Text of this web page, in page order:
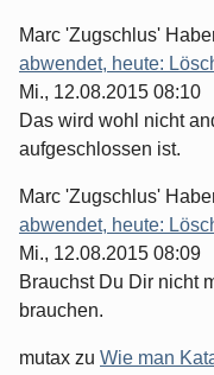
Marc 'Zugschlus'
abwendet, heute:
Mi., 12.08.2015 08:10
Das wird wohl nicht
aufgeschlossen ist.
Marc 'Zugschlus'
abwendet, heute:
Mi., 12.08.2015 08:09
Brauchst Du Dir nicht
brauchen.
mutax zu Wie man